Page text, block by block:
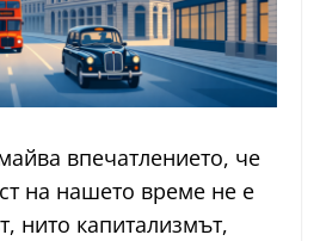
впечатлението, че
на нашето време не е
нито капитализмът,